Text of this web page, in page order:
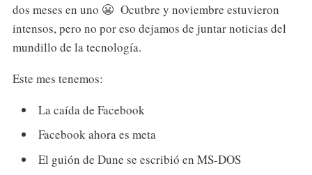
dos meses en uno 😬 Ocutbre y noviembre estuvieron
intensos, pero no por eso dejamos de juntar noticias del
mundillo de la tecnología.
Este mes tenemos:
La caída de Facebook
Facebook ahora es meta
El guión de Dune se escribió en MS-DOS